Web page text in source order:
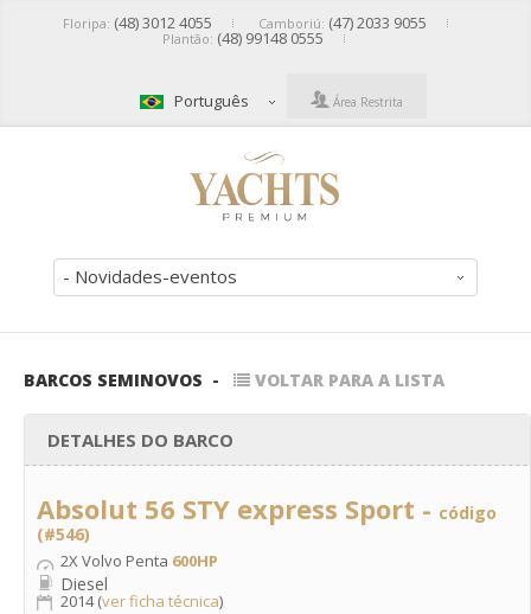
Floripa: (48) 3012 4055 Camboriú: (47) 2033 9055
Plantão: (48) 99148 0555
Português Área Restrita
- Novidades-eventos
BARCOS SEMINOVOS - VOLTAR PARA A LISTA
DETALHES DO BARCO
Absolut 56 STY express Sport - código
(#546)
2X Volvo Penta 600HP
Diesel
2014 (ver ficha técnica)